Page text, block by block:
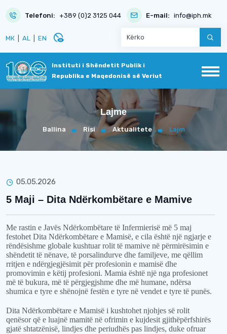
Telefoni: +389 (0)2 3125 044 E-mail: info@iph.mk
МК AL EN disabled_visible
Instituti i Shëndetit Publik i
Republika e Maqedonisë së Veriut
Lajme
Ballina Risi Aktualitete Lajm
05.05.2026
5 Maji – Dita Ndërkombëtare e Mamive
Me rastin e Javës Ndërkombëtare të Infermierisë më 5 maj
festohet Dita Ndërkombëtare e Mamisë, e cila është një ngjarje e
rëndësishme globale kushtuar rolit të mamive në përmirësimin e
shëndetit të nënave, të porsalindurve dhe familjeve, me qëllim
rritjen e ndërgjegjësimit për profesionin e mamisë dhe
promovimin e këtij profesioni. Mamia është një nga profesionet
më të bukura, më të përgjegjshme dhe më humane, ndërsa
shumica e tyre e shënojnë festën e tyre në vendet e tyre të punës.
Dita Ndërkombëtare e Mamisë i kushtohet njohjes së rolit
qenësor që e luajnë mamitë në ofrimin e kujdesit gjithëpërfshirës
gjatë shtatzënisë, lindjes dhe periudhës pas lindjes, duke ofruar